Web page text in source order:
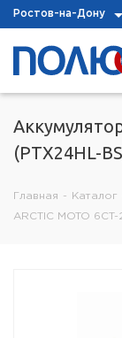
Ростов-на-Дону
(PTX24HL-
Главная - Каталог
ARCTIC MOTO